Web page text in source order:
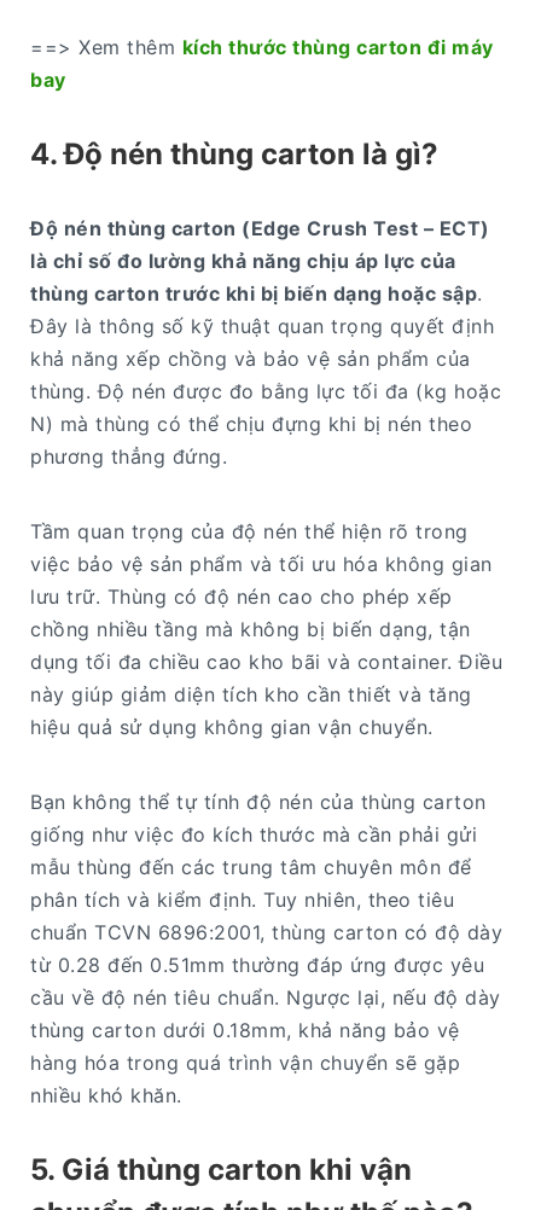
==> Xem thêm kích thước thùng carton đi máy
bay
4. Độ nén thùng carton là gì?
Độ nén thùng carton (Edge Crush Test – ECT)
là chỉ số đo lường khả năng chịu áp lực của
thùng carton trước khi bị biến dạng hoặc sập.
Đây là thông số kỹ thuật quan trọng quyết định
khả năng xếp chồng và bảo vệ sản phẩm của
thùng. Độ nén được đo bằng lực tối đa (kg hoặc
N) mà thùng có thể chịu đựng khi bị nén theo
phương thẳng đứng.
Tầm quan trọng của độ nén thể hiện rõ trong
việc bảo vệ sản phẩm và tối ưu hóa không gian
lưu trữ. Thùng có độ nén cao cho phép xếp
chồng nhiều tầng mà không bị biến dạng, tận
dụng tối đa chiều cao kho bãi và container. Điều
này giúp giảm diện tích kho cần thiết và tăng
hiệu quả sử dụng không gian vận chuyển.
Bạn không thể tự tính độ nén của thùng carton
giống như việc đo kích thước mà cần phải gửi
mẫu thùng đến các trung tâm chuyên môn để
phân tích và kiểm định. Tuy nhiên, theo tiêu
chuẩn TCVN 6896:2001, thùng carton có độ dày
từ 0.28 đến 0.51mm thường đáp ứng được yêu
cầu về độ nén tiêu chuẩn. Ngược lại, nếu độ dày
thùng carton dưới 0.18mm, khả năng bảo vệ
hàng hóa trong quá trình vận chuyển sẽ gặp
nhiều khó khăn.
5. Giá thùng carton khi vận